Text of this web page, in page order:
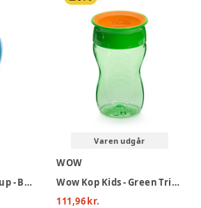
Evolution Trainer Cup - Blue
Varen udgår
WOW
Wow Kop Kids - Green Tritan
111,96 kr.